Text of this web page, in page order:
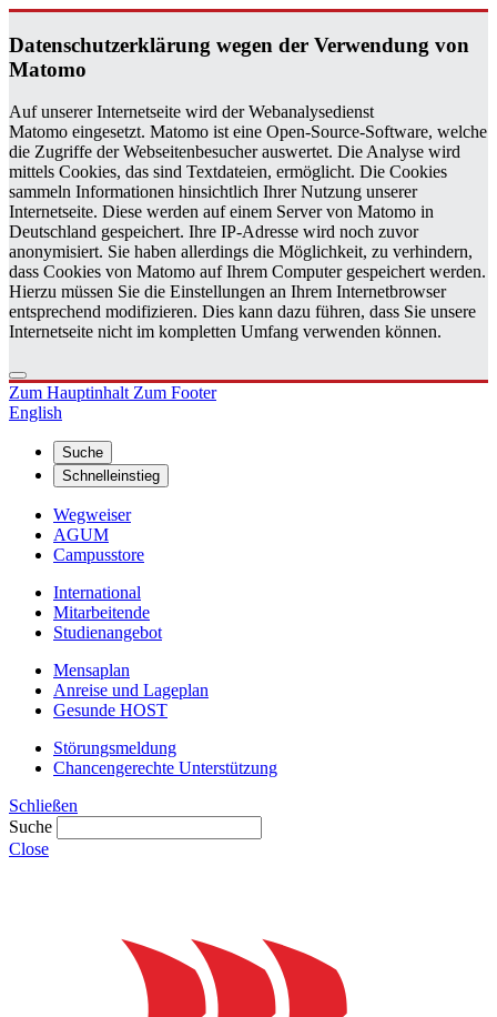
Da­ten­schutz­er­klä­rung wegen der Ver­wen­dung von
Ma­to­mo
Auf unserer Internetseite wird der Webanalysedienst
Matomo eingesetzt. Matomo ist eine Open-Source-Software, welche
die Zugriffe der Webseitenbesucher auswertet. Die Analyse wird
mittels Cookies, das sind Textdateien, ermöglicht. Die Cookies
sammeln Informationen hinsichtlich Ihrer Nutzung unserer
Internetseite. Diese werden auf einem Server von Matomo in
Deutschland gespeichert. Ihre IP-Adresse wird noch zuvor
anonymisiert. Sie haben allerdings die Möglichkeit, zu verhindern,
dass Cookies von Matomo auf Ihrem Computer gespeichert werden.
Hierzu müssen Sie die Einstellungen an Ihrem Internetbrowser
entsprechend modifizieren. Dies kann dazu führen, dass Sie unsere
Internetseite nicht im kompletten Umfang verwenden können.
Zum HauptinhaltZum Footer
English
Suche
Schnelleinstieg
Wegweiser
AGUM
Campusstore
International
Mitarbeitende
Studienangebot
Mensaplan
Anreise und Lageplan
Gesunde HOST
Störungsmeldung
Chancengerechte Unterstützung
Schließen
Suche
Close